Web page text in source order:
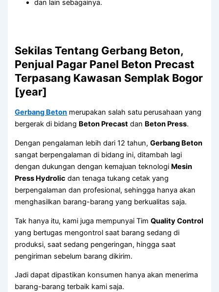
dan lain sebagainya.
Sekilas Tentang Gerbang Beton,
Penjual Pagar Panel Beton Precast
Terpasang Kawasan Semplak Bogor
[year]
Gerbang Beton merupakan salah satu perusahaan yang
bergerak di bidang Beton Precast dan Beton Press.
Dengan pengalaman lebih dari 12 tahun,Gerbang Beton
sangat berpengalaman di bidang ini, ditambah lagi
dengan dukungan dengan kemajuan teknologi Mesin
Press Hydrolic dan tenaga tukang cetak yang
berpengalaman dan profesional, sehingga hanya akan
menghasilkan barang-barang yang berkualitas saja.
Tak hanya itu, kami juga mempunyai TimQuality Control
yang bertugas mengontrol saat barang sedang di
produksi, saat sedang pengeringan, hingga saat
pengiriman sebelum barang dikirim.
Jadi dapat dipastikan konsumen hanya akan menerima
barang-barang terbaik kami saja.